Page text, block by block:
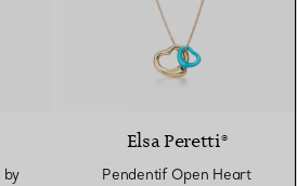
by
Elsa Peretti®
Pendentif Open Heart